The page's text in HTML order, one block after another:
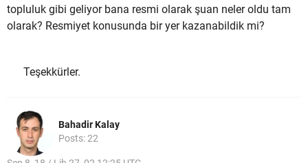
topluluk gibi geliyor bana resmi olarak şuan neler oldu tam
olarak? Resmiyet konusunda bir yer kazanabildik mi?
Teşekkürler.
Bahadir Kalay
Posts: 22